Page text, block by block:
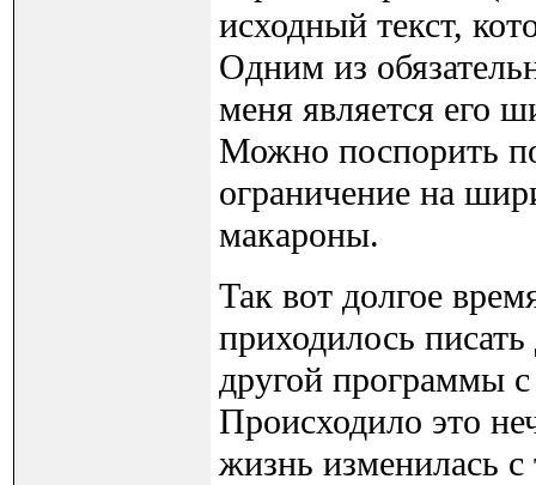
исходный текст,
Одним из
меня является его
Можно поспорить
ограничение на
макароны.
Так вот долгое
приходилось
другой программы
Происходило это
жизнь изменилась